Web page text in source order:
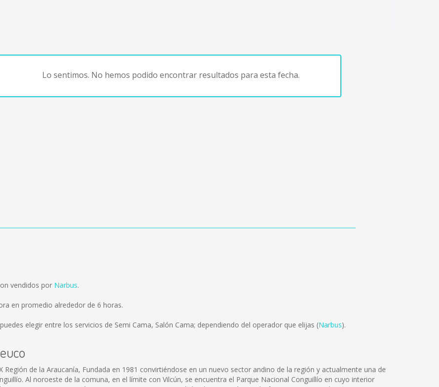
Lo sentimos. No hemos podido encontrar resultados para esta fecha.
vendidos por Narbus.
en promedio alrededor de 6 horas.
elegir entre los servicios de Semi Cama, Salón Cama; dependiendo del operador que elijas (Narbus).
Región de la Araucanía, Fundada en 1981 convirtiéndose en un nuevo sector andino de la región y actualmente una de
Al noroeste de la comuna, en el límite con Vilcún, se encuentra el Parque Nacional Conguillío en cuyo interior